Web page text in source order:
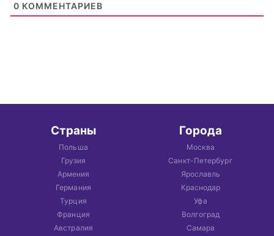
0 КОММЕНТАРИЕВ
Страны
Польша
Грузия
Армения
Германия
Турция
Франция
Австралия
Города
Москва
Санкт-Петербург
Ярославль
Краснодар
Уфа
Волгоград
Самара